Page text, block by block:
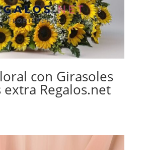
con Girasoles
extra Regalos.net